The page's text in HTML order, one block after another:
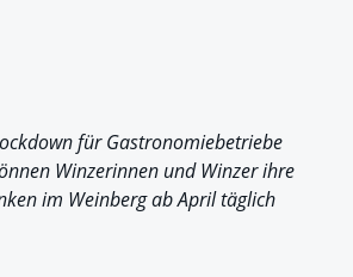
für Gastronomiebetriebe
Winzerinnen und Winzer ihre
im Weinberg ab April täglich